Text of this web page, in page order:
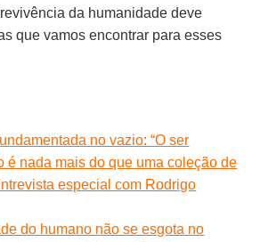
da humanidade deve
que vamos encontrar para esses
no vazio: “O ser
é nada mais do que uma coleção de
especial com Rodrigo
do humano não se esgota no